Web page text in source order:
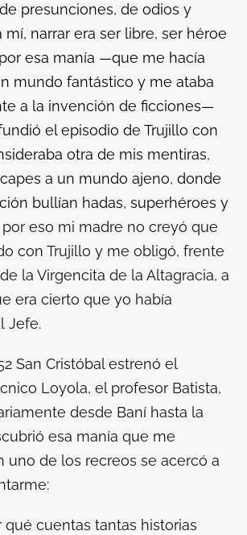
presunciones, de odios y
mí, narrar era ser libre, ser héroe
esa manía —que me hacía
mundo fantástico y me ataba
a la invención de ficciones—
el episodio de Trujillo con
otra de mis mentiras,
a un mundo ajeno, donde
bullían hadas, superhéroes y
por eso mi madre no creyó que
con Trujillo y me obligó, frente
la Virgencita de la Altagracia, a
era cierto que yo había
Jefe.
San Cristóbal estrenó el
Loyola, el profesor Batista,
desde Baní hasta la
esa manía que me
uno de los recreos se acercó a
qué cuentas tantas historias